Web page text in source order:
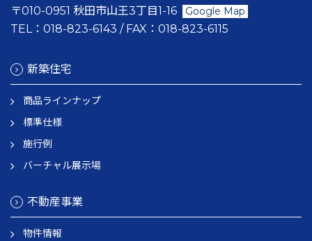
〒010-0951 秋田市山王3丁目1-16 Google Map
TEL： 018-823-6143 / FAX： 018-823-6115
新築住宅
商品ラインナップ
標準仕様
施行例
バーチャル展示場
不動産事業
物件情報